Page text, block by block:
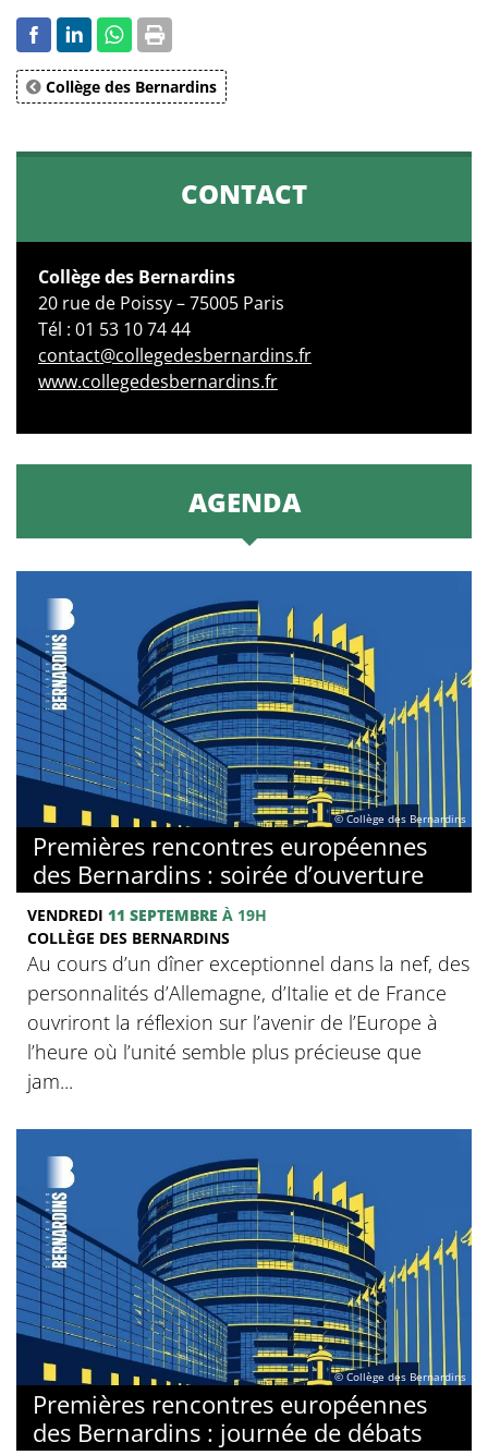
Collège des Bernardins
CONTACT
Collège des Bernardins
20 rue de Poissy – 75005 Paris
Tél : 01 53 10 74 44
contact@collegedesbernardins.fr
www.collegedesbernardins.fr
AGENDA
© Collège des Bernardins
Premières rencontres européennes
des Bernardins : soirée d’ouverture
VENDREDI 11 SEPTEMBRE À 19H
COLLÈGE DES BERNARDINS
Au cours d’un dîner exceptionnel dans la nef, des
personnalités d’Allemagne, d’Italie et de France
ouvriront la réflexion sur l’avenir de l’Europe à
l’heure où l’unité semble plus précieuse que
jam...
© Collège des Bernardins
Premières rencontres européennes
des Bernardins : journée de débats